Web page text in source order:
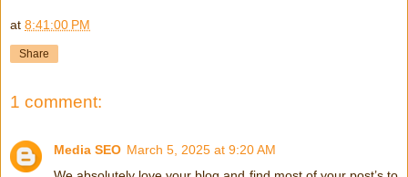
at 8:41:00 PM
Share
1 comment:
Media SEO March 5, 2025 at 9:20 AM